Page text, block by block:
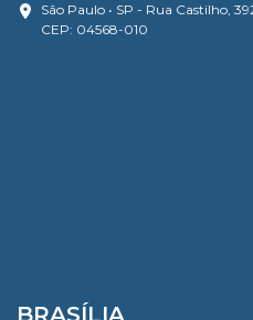
São Paulo • SP - Rua Castilho,
CEP: 04568-010
BRASÍLIA